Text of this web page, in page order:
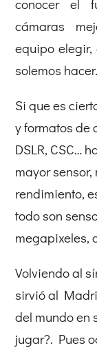
conocer el
cámaras
equipo
solemos
Si que es
y formatos de
DSLR, CSC…
mayor
rendimiento,
todo son
megapixeles,
Volviendo al
sirvió al
del mundo en
jugar?. Pues